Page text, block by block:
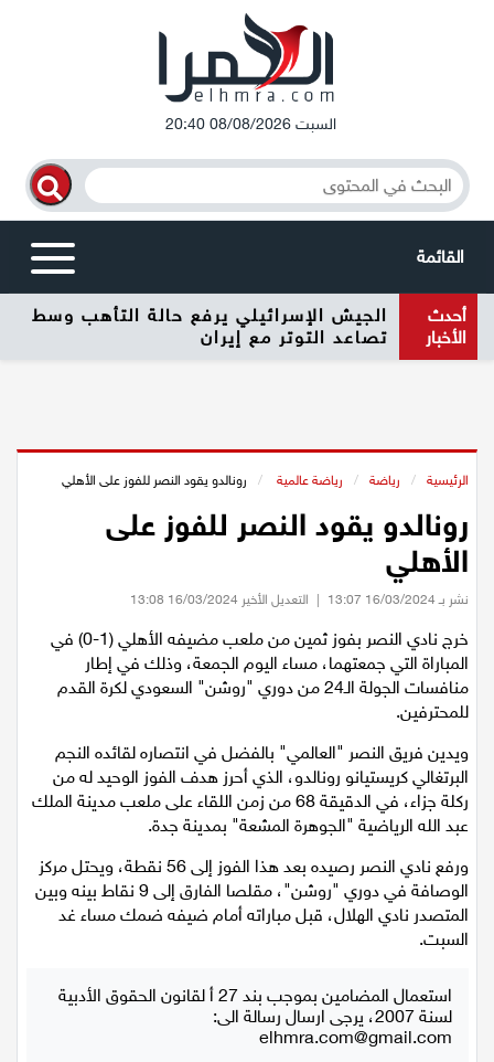
السبت 08/08/2026 20:40
القائمة
أخبار محلية
دير حنا
سخنين
عرابة
اخبار عالمية
رياضة
رياضة محلية
رياضة عالمية
اقتصاد
أحدث
الأخبار
الجيش الإسرائيلي يرفع حالة التأهب وسط
تصاعد التوتر مع إيران
الرئيسية / رياضة / رياضة عالمية / رونالدو يقود النصر للفوز على الأهلي
رونالدو يقود النصر للفوز على
الأهلي
نشر بـ 16/03/2024 13:07 | التعديل الأخير 16/03/2024 13:08
خرج نادي النصر بفوز ثمين من ملعب مضيفه الأهلي (1-0) في
المباراة التي جمعتهما، مساء اليوم الجمعة، وذلك في إطار
منافسات الجولة الـ24 من دوري "روشن" السعودي لكرة القدم
للمحترفين.
ويدين فريق النصر "العالمي" بالفضل في انتصاره لقائده النجم
البرتغالي كريستيانو رونالدو، الذي أحرز هدف الفوز الوحيد له من
ركلة جزاء، في الدقيقة 68 من زمن اللقاء على ملعب مدينة الملك
عبد الله الرياضية "الجوهرة المشعة" بمدينة جدة.
ورفع نادي النصر رصيده بعد هذا الفوز إلى 56 نقطة، ويحتل مركز
الوصافة في دوري "روشن"، مقلصا الفارق إلى 9 نقاط بينه وبين
المتصدر نادي الهلال، قبل مباراته أمام ضيفه ضمك مساء غد
السبت.
استعمال المضامين بموجب بند 27 أ لقانون الحقوق الأدبية
لسنة 2007، يرجى ارسال رسالة الى:
elhmra.com@gmail.com